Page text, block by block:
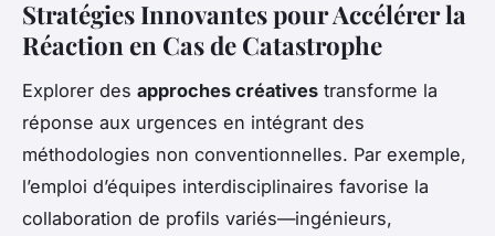
Stratégies Innovantes pour Accélérer la
Réaction en Cas de Catastrophe
Explorer des approches créatives transforme la
réponse aux urgences en intégrant des
méthodologies non conventionnelles. Par exemple,
l’emploi d’équipes interdisciplinaires favorise la
collaboration de profils variés—ingénieurs,